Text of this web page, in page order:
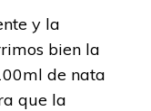
y la
bien la
de nata
que la